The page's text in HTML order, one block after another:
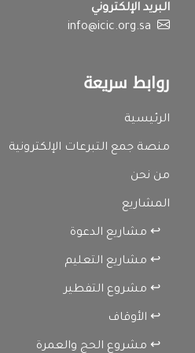
البريد الإلكتروني
info@icic.org.sa
روابط سريعة
الرئيسية
منصة جمع التبرعات الإلكترونية
من نحن
المشاريع
↩ مشاريع الدعوة
↩ مشاريع التعليم
↩ مشروع التفطير
↩ الأوقاف
↩ مشروع الحج والعمرة